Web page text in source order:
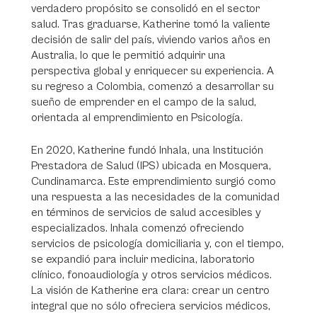
verdadero propósito se consolidó en el sector
salud. Tras graduarse, Katherine tomó la valiente
decisión de salir del país, viviendo varios años en
Australia, lo que le permitió adquirir una
perspectiva global y enriquecer su experiencia. A
su regreso a Colombia, comenzó a desarrollar su
sueño de emprender en el campo de la salud,
orientada al emprendimiento en Psicología.
En 2020, Katherine fundó Inhala, una Institución
Prestadora de Salud (IPS) ubicada en Mosquera,
Cundinamarca. Este emprendimiento surgió como
una respuesta a las necesidades de la comunidad
en términos de servicios de salud accesibles y
especializados. Inhala comenzó ofreciendo
servicios de psicología domiciliaria y, con el tiempo,
se expandió para incluir medicina, laboratorio
clínico, fonoaudiología y otros servicios médicos.
La visión de Katherine era clara: crear un centro
integral que no sólo ofreciera servicios médicos,